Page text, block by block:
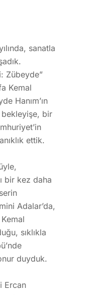
sanatla
Zübeyde”
Kemal
Hanım’ın
bir
ettik.
bir kez daha
Adalar’da,
sıklıkla
duyduk.
Ercan